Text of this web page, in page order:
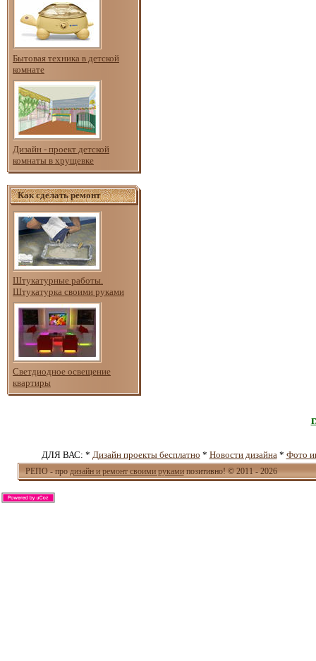
Бытовая техника в детской
комнате
Дизайн - проект детской
комнаты в хрущевке
Как сделать ремонт
Штукатурные работы.
Штукатурка своими руками
Светдиодное освещение
квартиры
ДЛЯ ВАС: * Дизайн проекты бесплатно * Новости дизайна * Фото
РЕПО - про дизайн и ремонт своими рукамипозитивно! © 2011 - 2026